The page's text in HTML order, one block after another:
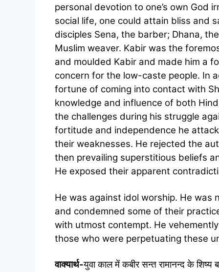
personal devotion to one’s own God
social life, one could attain bliss and
disciples Sena, the barber; Dhana,
Muslim weaver. Kabir was the
and moulded Kabir and made him a
concern for the low-caste people. In
fortune of coming into contact with
knowledge and influence of both
the challenges during his struggle
fortitude and independence he
their weaknesses. He rejected the
then prevailing superstitious beliefs
He exposed their apparent
He was against idol worship. He
and condemned some of their
with utmost contempt. He
those who were perpetuating these
वाक्यार्थ-युवा काल में कबीर सन्त रामानन्द के शिष्य